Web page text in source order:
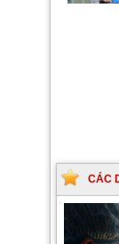
CÁC